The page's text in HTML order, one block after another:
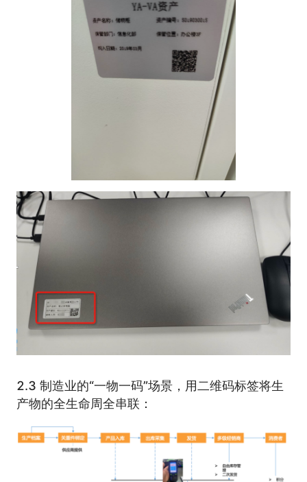
2.3 制造业的“一物一码”场景，用二维码标签将生
产物的全生命周全串联：